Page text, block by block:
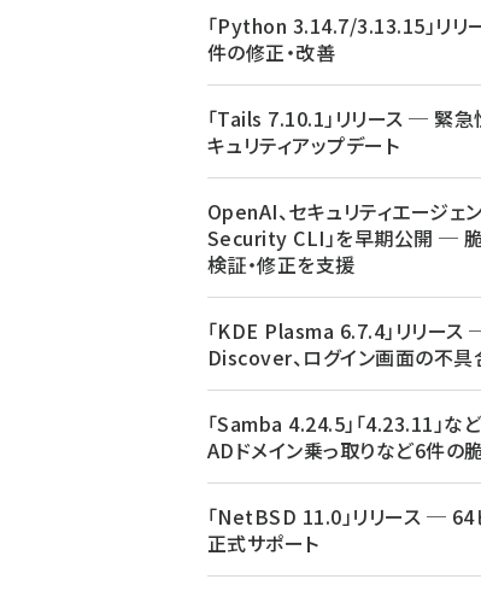
「Python 3.14.7/3.13.15」リ
件の修正・改善
「Tails 7.10.1」リリース ─ 緊
キュリティアップデート
OpenAI、セキュリティエージェ
Security CLI」を早期公開 ─ 脆
検証・修正を支援
「KDE Plasma 6.7.4」リリー
Discover、ログイン画面の不具
「Samba 4.24.5」「4.23.11」な
ADドメイン乗っ取りなど6件の
「NetBSD 11.0」リリース ─ 64
正式サポート